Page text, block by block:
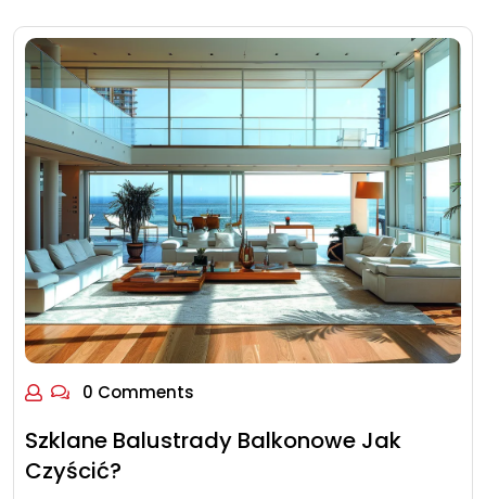
0 Comments
Szklane Balustrady Balkonowe Jak
Czyścić?